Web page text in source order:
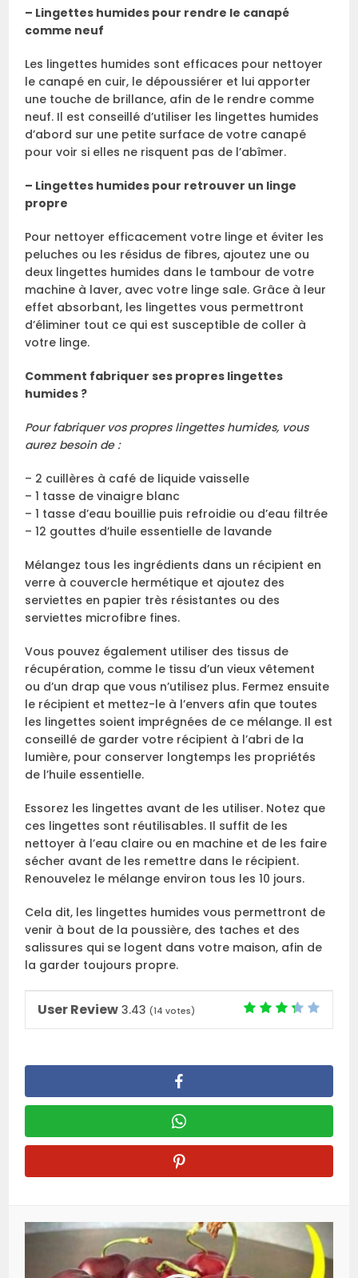
– Lingettes humides pour rendre le canapé
comme neuf
Les lingettes humides sont efficaces pour nettoyer
le canapé en cuir, le dépoussiérer et lui apporter
une touche de brillance, afin de le rendre comme
neuf. Il est conseillé d’utiliser les lingettes humides
d’abord sur une petite surface de votre canapé
pour voir si elles ne risquent pas de l’abîmer.
– Lingettes humides pour retrouver un linge
propre
Pour nettoyer efficacement votre linge et éviter les
peluches ou les résidus de fibres, ajoutez une ou
deux lingettes humides dans le tambour de votre
machine à laver, avec votre linge sale. Grâce à leur
effet absorbant, les lingettes vous permettront
d’éliminer tout ce qui est susceptible de coller à
votre linge.
Comment fabriquer ses propres lingettes
humides ?
Pour fabriquer vos propres lingettes humides, vous
aurez besoin de :
– 2 cuillères à café de liquide vaisselle
– 1 tasse de vinaigre blanc
– 1 tasse d’eau bouillie puis refroidie ou d’eau filtrée
– 12 gouttes d’huile essentielle de lavande
Mélangez tous les ingrédients dans un récipient en
verre à couvercle hermétique et ajoutez des
serviettes en papier très résistantes ou des
serviettes microfibre fines.
Vous pouvez également utiliser des tissus de
récupération, comme le tissu d’un vieux vêtement
ou d’un drap que vous n’utilisez plus. Fermez ensuite
le récipient et mettez-le à l’envers afin que toutes
les lingettes soient imprégnées de ce mélange. Il est
conseillé de garder votre récipient à l’abri de la
lumière, pour conserver longtemps les propriétés
de l’huile essentielle.
Essorez les lingettes avant de les utiliser. Notez que
ces lingettes sont réutilisables. Il suffit de les
nettoyer à l’eau claire ou en machine et de les faire
sécher avant de les remettre dans le récipient.
Renouvelez le mélange environ tous les 10 jours.
Cela dit, les lingettes humides vous permettront de
venir à bout de la poussière, des taches et des
salissures qui se logent dans votre maison, afin de
la garder toujours propre.
User Review 3.43 (14 votes)